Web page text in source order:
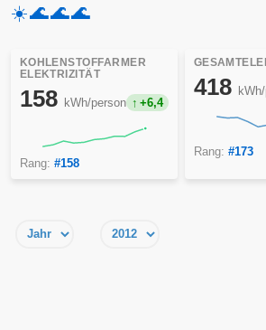
☀️🌊🌊🌊
KOHLENSTOFFARMER
ELEKTRIZITÄT
158 kWh/person +6,4
Rang: #158
418
Rang: #173